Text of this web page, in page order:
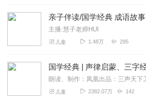
亲子伴读/国学经典 成语故事
主播:慧子老师HUI
儿童 1.48万 295
儿童 2382.07万 142